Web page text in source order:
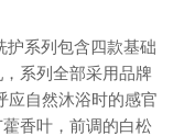
护系列包含四款基础
系列全部采用品牌
应自然沐浴时的感官
香叶，前调的白松